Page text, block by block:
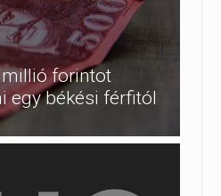
forintot
egy békési férfitól